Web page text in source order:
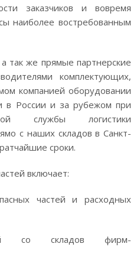
заказчиков и вовремя
наиболее востребованным
так же прямые партнерские
комплектующих,
компанией оборудовании
в России и за рубежом при
службы логистики
с наших складов в Санкт-
сроки.
включает:
частей и расходных
со складов фирм-